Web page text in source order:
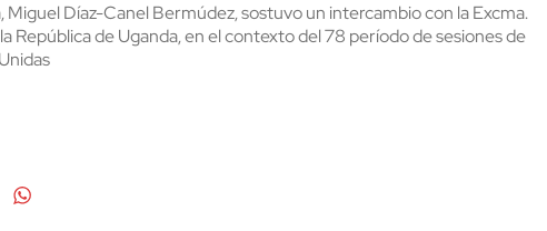
Miguel Díaz-Canel Bermúdez, sostuvo un intercambio con la Excma.
República de Uganda, en el contexto del 78 período de sesiones de
Telegram